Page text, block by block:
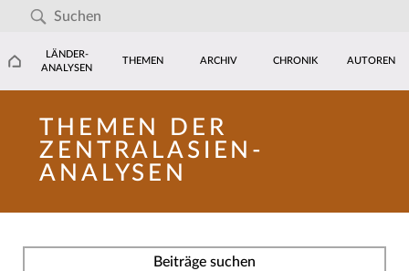
LÄNDER-
ANALYSEN
THEMEN ARCHIV CHRONIK AUTOREN
THEMEN DER
ZENTRALASIEN-
ANALYSEN
Beiträge suchen